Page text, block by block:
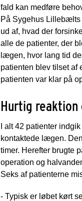
fald kan medføre
På Sygehus Lillebælts
ud af, hvad der
alle de patienter, der
lægen, hvor lang tid
patienten blev tilset af
patienten var klar på
Hurtig
I alt 42 patienter
kontaktede lægen.
timer. Herefter brugte
operation og
Seks af patienterne
- Typisk er løbet kørt